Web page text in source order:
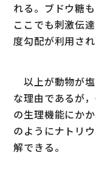
れる。ブドウ糖
ここでも刺激伝
度勾配が利用され
以上が動物が
な理由であるが
の生理機能にか
のようにナトリ
解できる。